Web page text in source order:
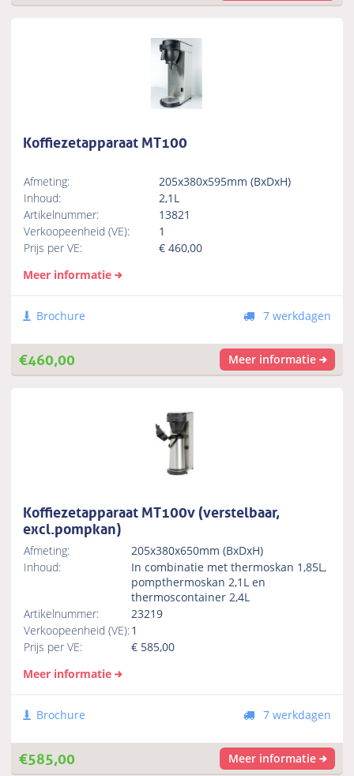
Koffiezetapparaat MT100
Afmeting:
205x380x595mm (BxDxH)
Inhoud:
2,1L
Artikelnummer:
13821
Verkoopeenheid (VE):
1
Prijs per VE:
€460,00
Meer informatie
Brochure 7 werkdagen
€460,00 Meer informatie
Koffiezetapparaat MT100v (verstelbaar,
excl.pompkan)
Afmeting:
205x380x650mm (BxDxH)
Inhoud:
In combinatie met thermoskan 1,85L,
pompthermoskan 2,1L en
thermoscontainer 2,4L
Artikelnummer:
23219
Verkoopeenheid (VE):1
Prijs per VE:
€ 585,00
Meer informatie
Brochure 7 werkdagen
€585,00 Meer informatie